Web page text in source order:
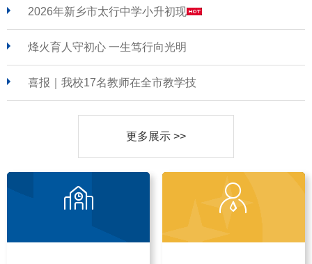
2026年新乡市太行中学小升初现
烽火育人守初心 一生笃行向光明
喜报｜我校17名教师在全市教学技
更多展示 >>